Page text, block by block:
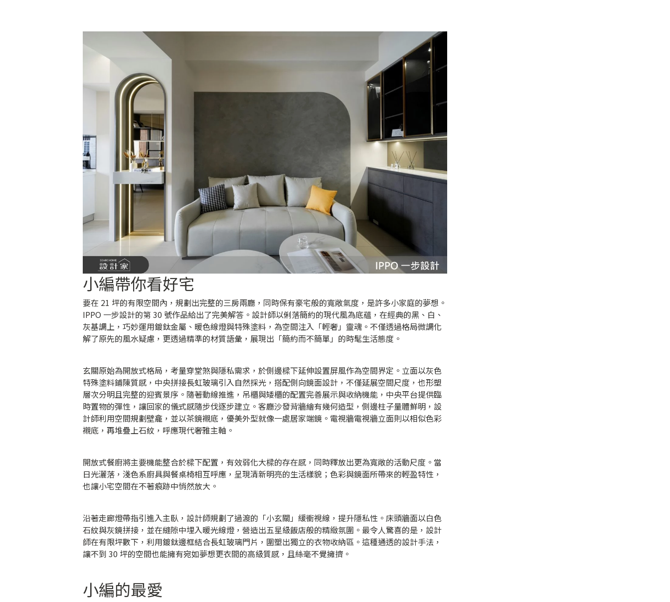
小編帶你看好宅
要在 21 坪的有限空間內，規劃出完整的三房兩廳，同時保有豪宅般的寬敞氣度，是許多小家庭的夢想。
IPPO 一步設計的第 30 號作品給出了完美解答。設計師以俐落簡約的現代風為底蘊，在經典的黑、白、
灰基調上，巧妙運用鍍鈦金屬、暖色線燈與特殊塗料，為空間注入「輕奢」靈魂。不僅透過格局微調化
解了原先的風水疑慮，更透過精準的材質語彙，展現出「簡約而不簡單」的時髦生活態度。
玄關原始為開放式格局，考量穿堂煞與隱私需求，於側邊樑下延伸設置屏風作為空間界定。立面以灰色
特殊塗料鋪陳質感，中央拼接長虹玻璃引入自然採光，搭配側向鏡面設計，不僅延展空間尺度，也形塑
層次分明且完整的迎賓景序。隨著動線推進，吊櫃與矮櫃的配置完善展示與收納機能，中央平台提供臨
時置物的彈性，讓回家的儀式感隨步伐逐步建立。客廳沙發背牆繪有幾何造型，側邊柱子量體鮮明，設
計師利用空間規劃壁龕，並以茶鏡襯底，優美外型就像一處居家端鏡。電視牆電視牆立面則以相似色彩
襯底，再堆疊上石紋，呼應現代奢雅主軸。
開放式餐廚將主要機能整合於樑下配置，有效弱化大樑的存在感，同時釋放出更為寬敞的活動尺度。當
日光灑落，淺色系廚具與餐桌椅相互呼應，呈現清新明亮的生活樣貌；色彩與鏡面所帶來的輕盈特性，
也讓小宅空間在不著痕跡中悄然放大。
沿著走廊燈帶指引進入主臥，設計師規劃了過渡的「小玄關」緩衝視線，提升隱私性。床頭牆面以白色
石紋與灰鏡拼接，並在縫隙中埋入暖光線燈，營造出五星級飯店般的精緻氛圍。最令人驚喜的是，設計
師在有限坪數下，利用鍍鈦邊框結合長虹玻璃門片，圍塑出獨立的衣物收納區。這種通透的設計手法，
讓不到 30 坪的空間也能擁有宛如夢想更衣間的高級質感，且絲毫不覺擁擠。
小編的最愛